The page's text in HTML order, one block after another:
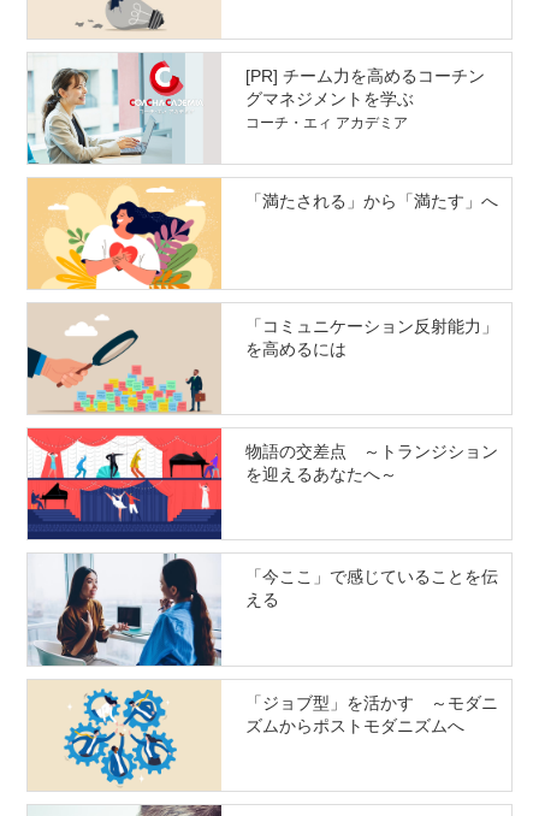
[PR] チーム力を高めるコーチン
グマネジメントを学ぶ
コーチ・エィ アカデミア
「満たされる」から「満たす」へ
「コミュニケーション反射能力」
を高めるには
物語の交差点 ～トランジション
を迎えるあなたへ～
「今ここ」で感じていることを伝
える
「ジョブ型」を活かす ～モダニ
ズムからポストモダニズムへ